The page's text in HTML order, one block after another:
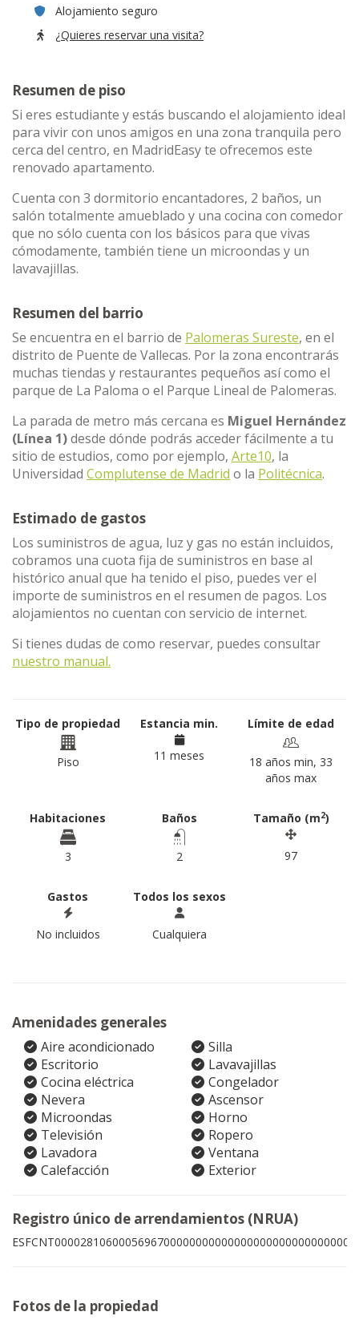
Alojamiento seguro
¿Quieres reservar una visita?
Resumen de piso
Si eres estudiante y estás buscando el alojamiento ideal
para vivir con unos amigos en una zona tranquila pero
cerca del centro, en MadridEasy te ofrecemos este
renovado apartamento.
Cuenta con 3 dormitorio encantadores, 2 baños, un
salón totalmente amueblado y una cocina con comedor
que no sólo cuenta con los básicos para que vivas
cómodamente, también tiene un microondas y un
lavavajillas.
Resumen del barrio
Se encuentra en el barrio de Palomeras Sureste, en el
distrito de Puente de Vallecas. Por la zona encontrarás
muchas tiendas y restaurantes pequeños así como el
parque de La Paloma o el Parque Lineal de Palomeras.
La parada de metro más cercana es Miguel Hernández
(Línea 1)desde dónde podrás acceder fácilmente a tu
sitio de estudios, como por ejemplo, Arte10, la
Universidad Complutense de Madrid o la Politécnica.
Estimado de gastos
Los suministros de agua, luz y gas no están incluidos,
cobramos una cuota fija de suministros en base al
histórico anual que ha tenido el piso, puedes ver el
importe de suministros en el resumen de pagos. Los
alojamientos no cuentan con servicio de internet.
Si tienes dudas de como reservar, puedes consultar
nuestro manual.
Tipo de propiedad
Piso
Estancia min.
11 meses
Límite de edad
18 años min, 33
años max
Habitaciones
3
Baños
2
Tamaño (m2)
97
Gastos
No incluidos
Todos los sexos
Cualquiera
Amenidades generales
Aire acondicionado
Silla
Escritorio
Lavavajillas
Cocina eléctrica
Congelador
Nevera
Ascensor
Microondas
Horno
Televisión
Ropero
Lavadora
Ventana
Calefacción
Exterior
Registro único de arrendamientos (NRUA)
ESFCNT00002810600056967000000000000000000000000000009
Fotos de la propiedad